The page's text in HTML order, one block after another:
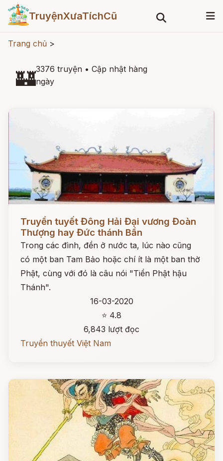
TruyệnXưaTíchCũ
Trang chủ >
🏰3376 truyện • Cập nhật hàng
ngày
Đọc ngay
Truyền tuyết Đông Hải Đại vương Đoàn
Thượng hay Đức thánh Bần
Trong các đình, đền ở nước ta, lúc nào cũng
có một ban Tam Bảo hoặc chí ít là một ban thờ
Phật, cùng với đó là câu nói "Tiền Phật hậu
Thánh".
16-03-2020
⭐ 4.8
6,843 lượt đọc
Truyền thuyết Việt Nam